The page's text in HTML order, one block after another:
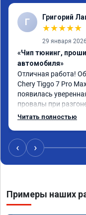
Г Григорий
★★★★★
29 января 2026
«Чип тюнинг,
автомобиля»
Отличная работа!
Chery Tiggo 7 Pro
появилась
провалы при
режиме даже
Читать полностью
‹ ›
Примеры наших